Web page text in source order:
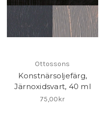
Ottossons
Konstnärsoljefärg,
Järnoxidsvart, 40 ml
75,00kr